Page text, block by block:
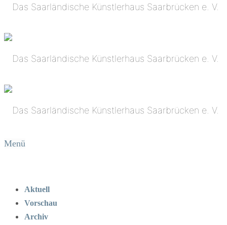
Menü
Aktuell
Vorschau
Archiv